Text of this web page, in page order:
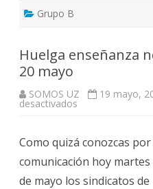
Grupo B
Huelga enseñanza
20 mayo
SOMOS UZ 19 mayo,
desactivados
universitaria
19
y
20
mayo
Como quizá conozcas
comunicación hoy
de mayo los sindicatos